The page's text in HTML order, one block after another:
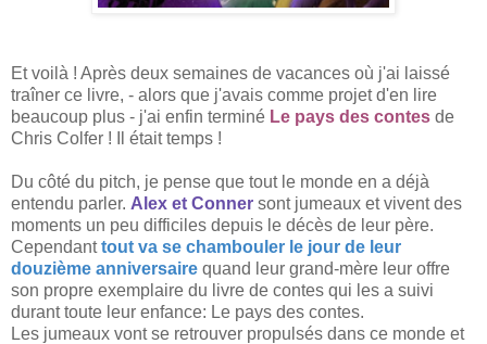
Et voilà ! Après deux semaines de vacances où j'ai laissé
traîner ce livre, - alors que j'avais comme projet d'en lire
beaucoup plus - j'ai enfin terminé Le pays des contes de
Chris Colfer ! Il était temps !
Du côté du pitch, je pense que tout le monde en a déjà
entendu parler. Alex et Conner sont jumeaux et vivent des
moments un peu difficiles depuis le décès de leur père.
Cependanttout va se chambouler le jour de leur
douzième anniversaire quand leur grand-mère leur offre
son propre exemplaire du livre de contes qui les a suivi
durant toute leur enfance: Le pays des contes.
Les jumeaux vont se retrouver propulsés dans ce monde et